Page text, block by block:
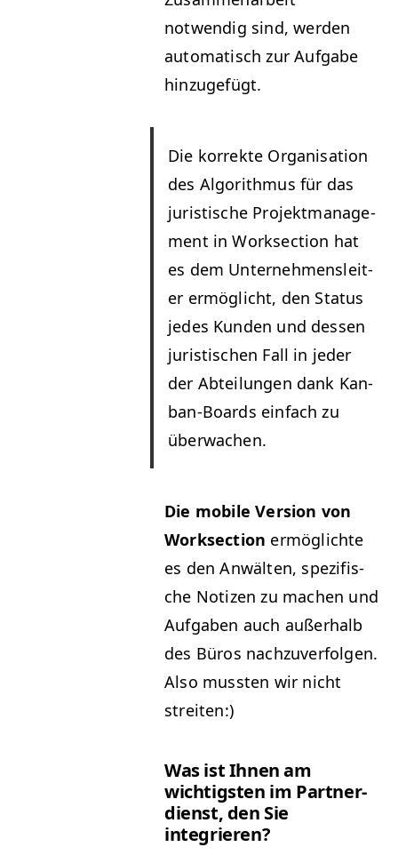
notwendig sind, wer­den
automa­tisch zur Auf­gabe
hinzugefügt.
Die kor­rek­te Organ­i­sa­tion
des Algo­rith­mus für das
juris­tis­che Pro­jek­t­man­age­
ment in Work­sec­tion hat
es dem Unternehmensleit­
er ermöglicht, den Sta­tus
jedes Kun­den und dessen
juris­tis­chen Fall in jed­er
der Abteilun­gen dank Kan­
ban-Boards ein­fach zu
überwachen.
Die mobile Ver­sion von
Work­sec­tion ermöglichte
es den Anwäl­ten, spez­i­fis­
che Noti­zen zu machen und
Auf­gaben auch außer­halb
des Büros nachzu­ver­fol­gen.
Also mussten wir nicht
streiten:)
Was ist Ihnen am
wichtig­sten im Part­ner­
di­enst, den Sie
integrieren?